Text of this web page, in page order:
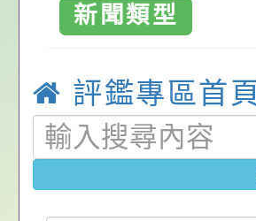
請，請查照。
祝活動」海
位協助鼓
關（構）、
名參加，請
員退休所得
算器」，
亦可利用
「2026桃
動—儒門初
桃園市政
家8月課程
電影營」、
「愛『原原
轉知內政部
員會函釋公
赴陸應申請
中興國民小
期第1次第
本校「115
中興國
新聞類型
評鑑專區首